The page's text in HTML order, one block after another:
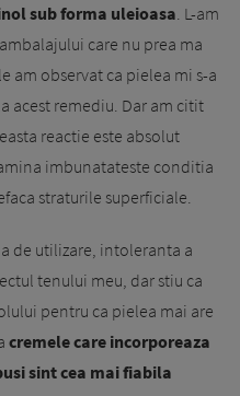
sub forma uleioasa . L-am
care nu prea ma
am observat ca pielea mi s-a
acest remediu. Dar am citit
reactie este absolut
imbunatateste conditia
straturile superficiale.
de utilizare, intoleranta a
tenului meu, dar stiu ca
pentru ca pielea mai are
cremele care incorporeaza
sint cea mai fiabila